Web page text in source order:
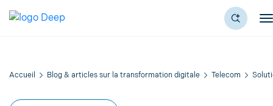
Accueil Blog & articles sur la transformation digitale Telecom